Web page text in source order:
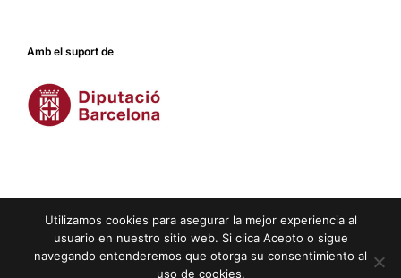
Amb el suport de
Crèdits|Avís legal|Privacitat| Cookies
Utilizamos cookies para asegurar la mejor experiencia al
usuario en nuestro sitio web. Si clica Acepto o sigue
navegando entenderemos que otorga su consentimiento al
uso de cookies.